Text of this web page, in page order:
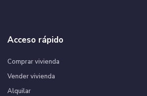
Acceso rápido
Comprar vivienda
Vender vivienda
Alquilar